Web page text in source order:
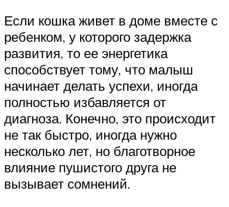
Если кошка живет в доме вместе с
ребенком, у которого задержка
развития, то ее энергетика
способствует тому, что малыш
начинает делать успехи, иногда
полностью избавляется от
диагноза. Конечно, это происходит
не так быстро, иногда нужно
несколько лет, но благотворное
влияние пушистого друга не
вызывает сомнений.